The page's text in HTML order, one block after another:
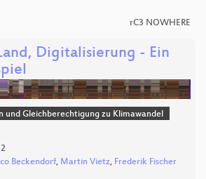
rC3 NOWHERE
Digitalisierung - Ein
und Gleichberechtigung zu Klimawandel
Beckendorf, Martin Vietz, Frederik Fischer